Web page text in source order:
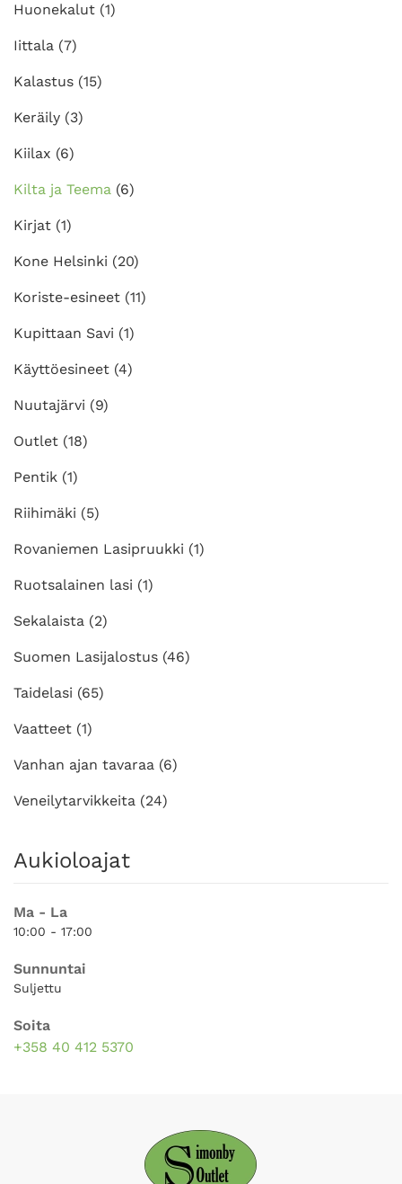
Huonekalut (1)
Iittala (7)
Kalastus (15)
Keräily (3)
Kiilax (6)
Kilta ja Teema (6)
Kirjat (1)
Kone Helsinki (20)
Koriste-esineet (11)
Kupittaan Savi (1)
Käyttöesineet (4)
Nuutajärvi (9)
Outlet (18)
Pentik (1)
Riihimäki (5)
Rovaniemen Lasipruukki (1)
Ruotsalainen lasi (1)
Sekalaista (2)
Suomen Lasijalostus (46)
Taidelasi (65)
Vaatteet (1)
Vanhan ajan tavaraa (6)
Veneilytarvikkeita (24)
Aukioloajat
Ma - La
10:00 - 17:00
Sunnuntai
Suljettu
Soita
+358 40 412 5370